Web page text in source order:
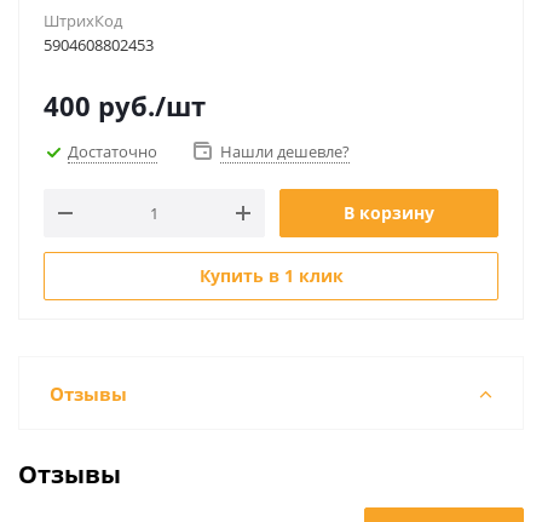
ШтрихКод
5904608802453
400 руб./шт
Достаточно Нашли дешевле?
В корзину
Купить в 1 клик
Отзывы
Отзывы